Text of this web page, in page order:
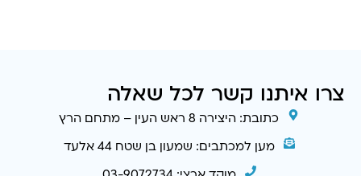
צרו איתנו קשר לכל שאלה
כתובת: היצירה 8 ראש העין – מתחם הרץ
מען למכתבים: שמעון בן שטח 44 אלעד